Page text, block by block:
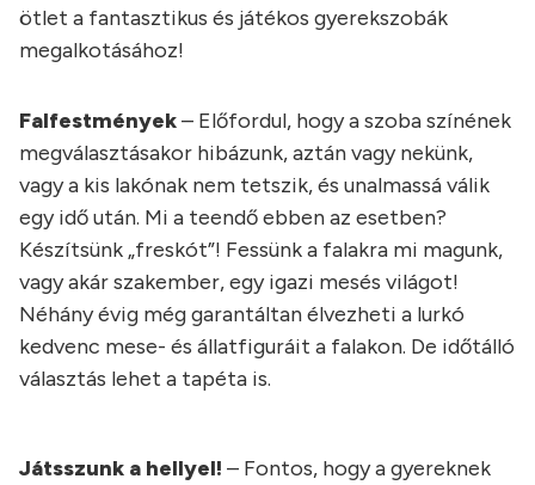
ötlet a fantasztikus és játékos gyerekszobák
megalkotásához!
Falfestmények– Előfordul, hogy a szoba színének
megválasztásakor hibázunk, aztán vagy nekünk,
vagy a kis lakónak nem tetszik, és unalmassá válik
egy idő után. Mi a teendő ebben az esetben?
Készítsünk „freskót”! Fessünk a falakra mi magunk,
vagy akár szakember, egy igazi mesés világot!
Néhány évig még garantáltan élvezheti a lurkó
kedvenc mese- és állatfiguráit a falakon. De időtálló
választás lehet a tapéta is.
Játsszunk a hellyel! – Fontos, hogy a gyereknek